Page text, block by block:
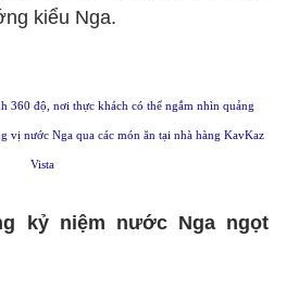
kiểu Nga.
360 độ, nơi thực khách có thể ngắm nhìn quảng
vị nước Nga qua các món ăn tại nhà hàng KavKaz
Vista
kỷ niệm nước Nga ngọt